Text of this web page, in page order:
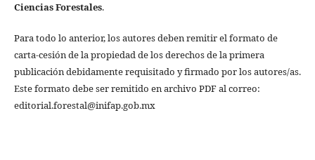
Ciencias Forestales.
Para todo lo anterior, los autores deben remitir el formato de
carta-cesión de la propiedad de los derechos de la primera
publicación debidamente requisitado y firmado por los autores/as.
Este formato debe ser remitido en archivo PDF al correo:
editorial.forestal@inifap.gob.mx